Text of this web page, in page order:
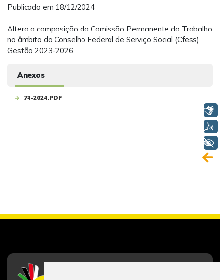
Publicado em 18/12/2024
Altera a composição da Comissão Permanente do Trabalho
no âmbito do Conselho Federal de Serviço Social (Cfess),
Gestão 2023-2026
Anexos
74-2024.PDF
Libras
+ Acessibilidade